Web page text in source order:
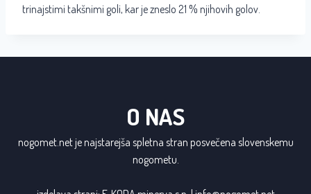
trinajstimi takšnimi goli, kar je zneslo 21 % njihovih golov.
O NAS
nogomet.net je najstarejša spletna stran posvečena slovenskemu
nogometu.